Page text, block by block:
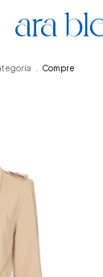
Compre